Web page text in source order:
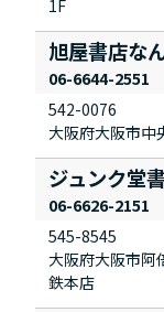
1F
旭屋書店な
542-0076
大阪府大阪市中
06-6644-2551
ジュンク堂
545-8545
大阪府大阪市阿
鉄本店
06-6626-2151